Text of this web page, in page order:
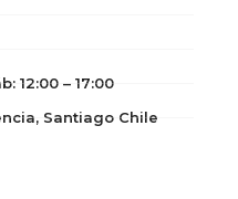
12:00 – 17:00
Santiago Chile